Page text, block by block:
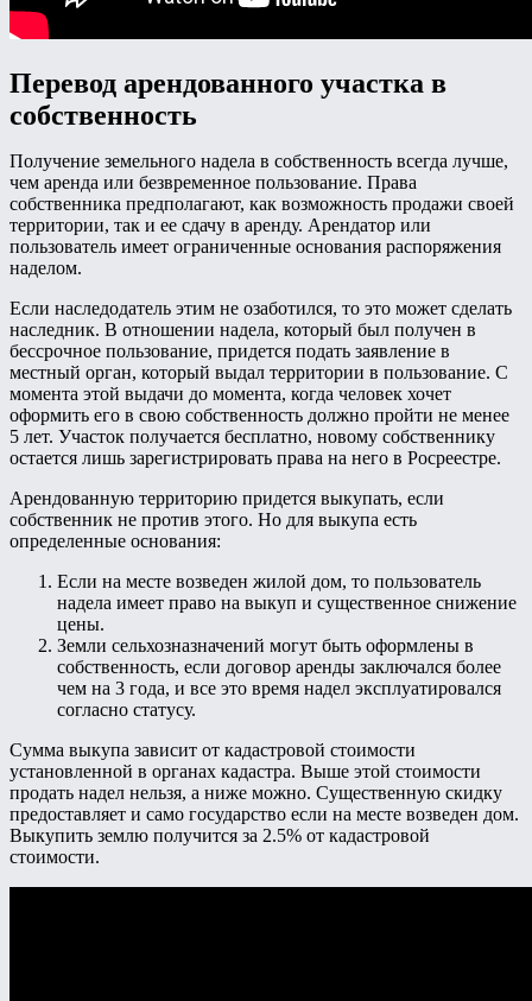
Перевод арендованного участка в
собственность
Получение земельного надела в собственность всегда лучше,
чем аренда или безвременное пользование. Права
собственника предполагают, как возможность продажи своей
территории, так и ее сдачу в аренду. Арендатор или
пользователь имеет ограниченные основания распоряжения
наделом.
Если наследодатель этим не озаботился, то это может сделать
наследник. В отношении надела, который был получен в
бессрочное пользование, придется подать заявление в
местный орган, который выдал территории в пользование. С
момента этой выдачи до момента, когда человек хочет
оформить его в свою собственность должно пройти не менее
5 лет. Участок получается бесплатно, новому собственнику
остается лишь зарегистрировать права на него в Росреестре.
Арендованную территорию придется выкупать, если
собственник не против этого. Но для выкупа есть
определенные основания:
Если на месте возведен жилой дом, то пользователь
надела имеет право на выкуп и существенное снижение
цены.
Земли сельхозназначений могут быть оформлены в
собственность, если договор аренды заключался более
чем на 3 года, и все это время надел эксплуатировался
согласно статусу.
Сумма выкупа зависит от кадастровой стоимости
установленной в органах кадастра. Выше этой стоимости
продать надел нельзя, а ниже можно. Существенную скидку
предоставляет и само государство если на месте возведен дом.
Выкупить землю получится за 2.5% от кадастровой
стоимости.